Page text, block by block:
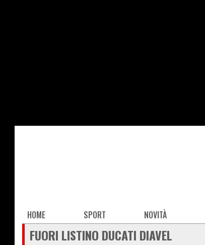
Main
navigation
HOME SPORT NOVITÀ
FUORI LISTINO DUCATI DIAVEL